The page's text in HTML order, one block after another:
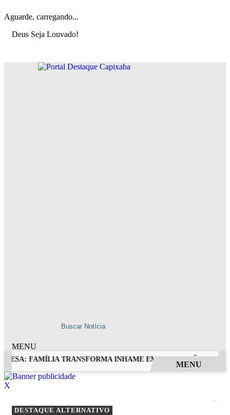
Aguarde, carregando...
Deus Seja Louvado!
MENU
FAMÍLIA TRANSFORMA INHAME EM DOCES, PÃES E
MENU
X
DESTAQUE ALTERNATIVO